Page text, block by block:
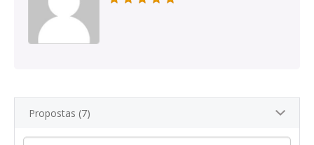
Propostas (7)